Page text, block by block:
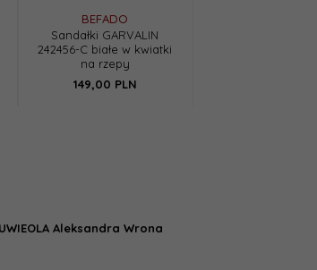
BEFADO
Sandałki GARVALIN
242456-C białe w kwiatki
na rzepy
149,00 PLN
Aleksandra Wrona